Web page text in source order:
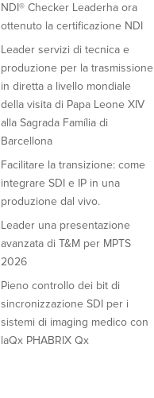
NDI® Checker Leaderha ora
ottenuto la certificazione NDI
Leader servizi di tecnica e
produzione per la trasmissione
in diretta a livello mondiale
della visita di Papa Leone XIV
alla Sagrada Família di
Barcellona
Facilitare la transizione: come
integrare SDI e IP in una
produzione dal vivo.
Leader una presentazione
avanzata di T&M per MPTS
2026
Pieno controllo dei bit di
sincronizzazione SDI per i
sistemi di imaging medico con
laQx PHABRIX Qx